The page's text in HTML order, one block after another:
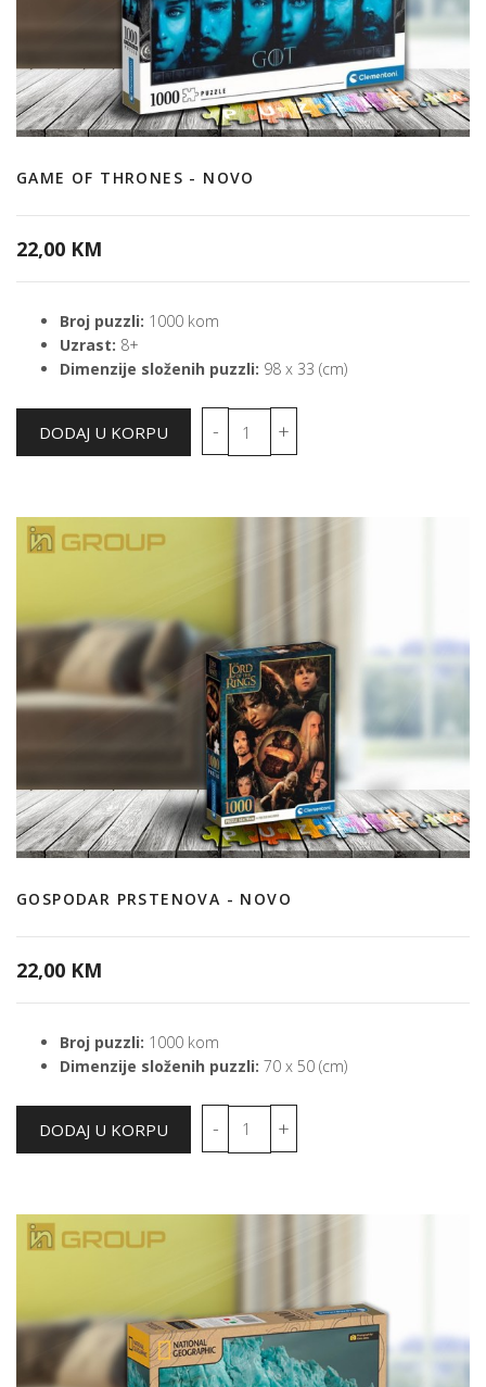
GAME OF THRONES - NOVO
22,00 KM
Broj puzzli: 1000 kom
Uzrast: 8+
Dimenzije složenih puzzli: 98 x 33 (cm)
GOSPODAR PRSTENOVA - NOVO
22,00 KM
Broj puzzli: 1000 kom
Dimenzije složenih puzzli: 70 x 50 (cm)